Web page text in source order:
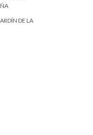
DE LA